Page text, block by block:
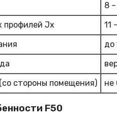
8
профилей Jx
11
до
стороны помещения)
не
F50